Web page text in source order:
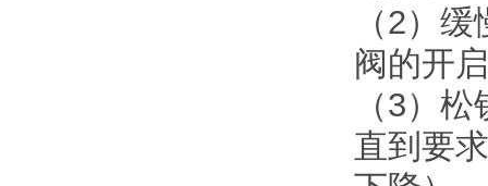
（2）
阀的开
（3）
直到要